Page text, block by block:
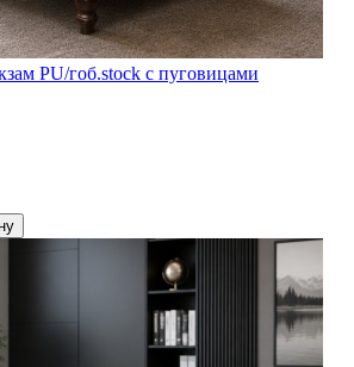
PU/гоб.stock с пуговицами